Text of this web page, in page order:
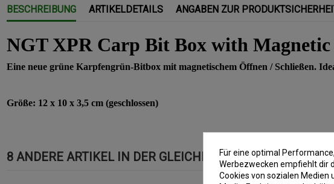
BESCHREIBUNG ARTIKELDETAILS ANGABEN ZUR
NGT XPR Carp Bit Box with
Eine neue grüne Karpfengrün-Bitbox mit magnetischem Öffnen / Schließen.
Größe: 12 x 10 x 3,5 cm (geschlossen)
8 ANDERE ARTIKEL IN DER GLEICHEN KATEGORIE:
Für eine optimal
Werbezwecken empfiehlt dir
Cookies von sozialen